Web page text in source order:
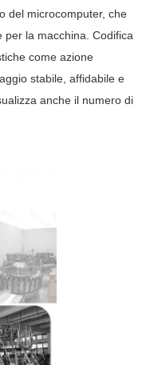
del microcomputer, che
la macchina. Codifica
come azione
stabile, affidabile e
anche il numero di